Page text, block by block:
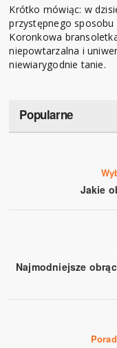
Krótko mówiąc: w
przystępnego
Koronkowa
niepowtarzalna i
niewiarygodnie tanie.
Popularne
Jakie
Najmodniejsze